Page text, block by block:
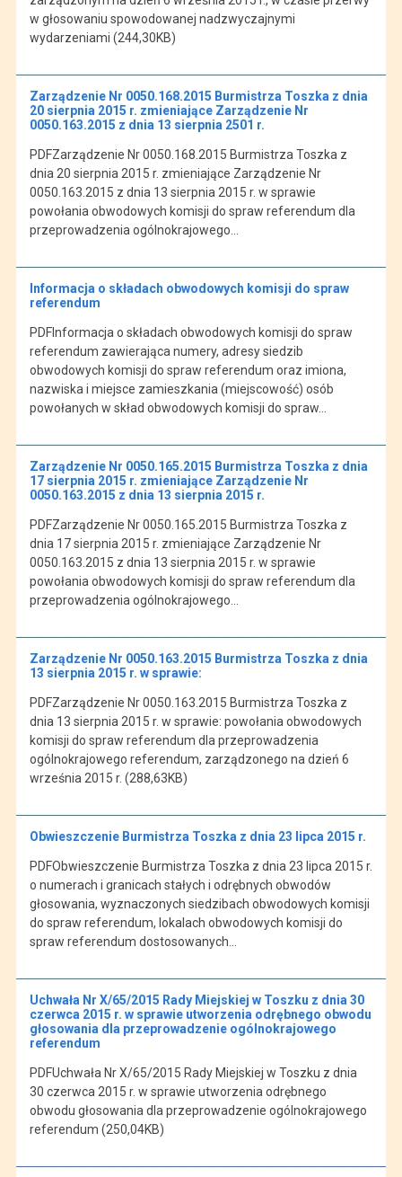
w głosowaniu spowodowanej nadzwyczajnymi
wydarzeniami (244,30KB)
Zarządzenie Nr 0050.168.2015 Burmistrza Toszka z dnia
20 sierpnia 2015 r. zmieniające Zarządzenie Nr
0050.163.2015 z dnia 13 sierpnia 2501 r.
PDFZarządzenie Nr 0050.168.2015 Burmistrza Toszka z
dnia 20 sierpnia 2015 r. zmieniające Zarządzenie Nr
0050.163.2015 z dnia 13 sierpnia 2015 r. w sprawie
powołania obwodowych komisji do spraw referendum dla
przeprowadzenia ogólnokrajowego…
Informacja o składach obwodowych komisji do spraw
referendum
PDFInformacja o składach obwodowych komisji do spraw
referendum zawierająca numery, adresy siedzib
obwodowych komisji do spraw referendum oraz imiona,
nazwiska i miejsce zamieszkania (miejscowość) osób
powołanych w skład obwodowych komisji do spraw…
Zarządzenie Nr 0050.165.2015 Burmistrza Toszka z dnia
17 sierpnia 2015 r. zmieniające Zarządzenie Nr
0050.163.2015 z dnia 13 sierpnia 2015 r.
PDFZarządzenie Nr 0050.165.2015 Burmistrza Toszka z
dnia 17 sierpnia 2015 r. zmieniające Zarządzenie Nr
0050.163.2015 z dnia 13 sierpnia 2015 r. w sprawie
powołania obwodowych komisji do spraw referendum dla
przeprowadzenia ogólnokrajowego…
Zarządzenie Nr 0050.163.2015 Burmistrza Toszka z dnia
13 sierpnia 2015 r. w sprawie:
PDFZarządzenie Nr 0050.163.2015 Burmistrza Toszka z
dnia 13 sierpnia 2015 r. w sprawie: powołania obwodowych
komisji do spraw referendum dla przeprowadzenia
ogólnokrajowego referendum, zarządzonego na dzień 6
września 2015 r. (288,63KB)
Obwieszczenie Burmistrza Toszka z dnia 23 lipca 2015 r.
PDFObwieszczenie Burmistrza Toszka z dnia 23 lipca 2015 r.
o numerach i granicach stałych i odrębnych obwodów
głosowania, wyznaczonych siedzibach obwodowych komisji
do spraw referendum, lokalach obwodowych komisji do
spraw referendum dostosowanych…
Uchwała Nr X/65/2015 Rady Miejskiej w Toszku z dnia 30
czerwca 2015 r. w sprawie utworzenia odrębnego obwodu
głosowania dla przeprowadzenie ogólnokrajowego
referendum
PDFUchwała Nr X/65/2015 Rady Miejskiej w Toszku z dnia
30 czerwca 2015 r. w sprawie utworzenia odrębnego
obwodu głosowania dla przeprowadzenie ogólnokrajowego
referendum (250,04KB)